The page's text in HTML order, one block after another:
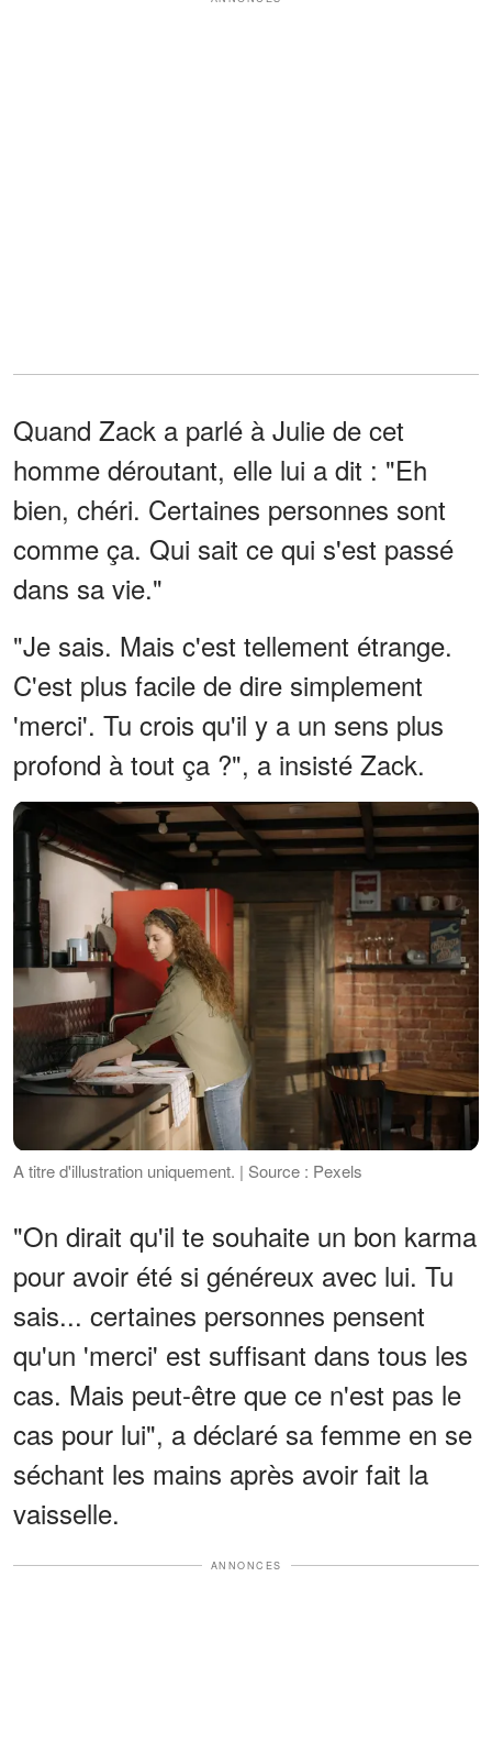
Quand Zack a parlé à Julie de cet
homme déroutant, elle lui a dit : "Eh
bien, chéri. Certaines personnes sont
comme ça. Qui sait ce qui s'est passé
dans sa vie."
"Je sais. Mais c'est tellement étrange.
C'est plus facile de dire simplement
'merci'. Tu crois qu'il y a un sens plus
profond à tout ça ?", a insisté Zack.
A titre d'illustration uniquement. | Source : Pexels
"On dirait qu'il te souhaite un bon karma
pour avoir été si généreux avec lui. Tu
sais... certaines personnes pensent
qu'un 'merci' est suffisant dans tous les
cas. Mais peut-être que ce n'est pas le
cas pour lui", a déclaré sa femme en se
séchant les mains après avoir fait la
vaisselle.
ANNONCES